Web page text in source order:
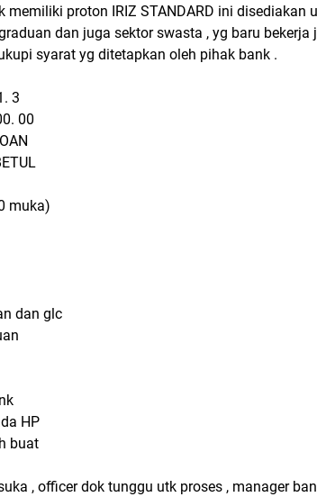
memiliki proton IRIZ STANDARD ini disediakan
dan juga sektor swasta , yg baru bekerja
syarat yg ditetapkan oleh pihak bank .
3
00
muka)
dan glc
HP
buat
, officer dok tunggu utk proses , manager